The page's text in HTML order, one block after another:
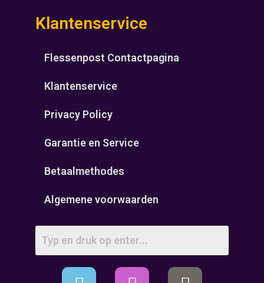
Klantenservice
Flessenpost Contactpagina
Klantenservice
Privacy Policy
Garantie en Service
Betaalmethodes
Algemene voorwaarden